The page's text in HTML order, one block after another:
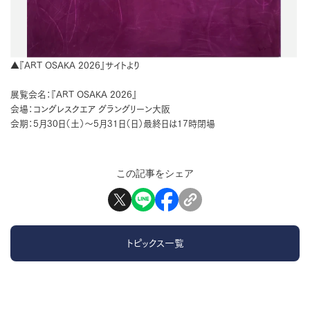
▲『ART OSAKA 2026』サイトより
展覧会名：『ART OSAKA 2026』
会場：コングレスクエア グラングリーン大阪
会期：5月30日（土）〜5月31日（日）最終日は17時閉場
この記事をシェア
トピックス一覧